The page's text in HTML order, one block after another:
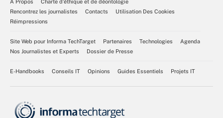
À Propos
Charte d’éthique et de déontologie
Rencontrez les journalistes
Contacts
Utilisation Des Cookies
Réimpressions
Site Web pour Informa TechTarget Partenaires Technologies
Agenda
Nos Journalistes et Experts
Dossier de Presse
E-Handbooks Conseils IT Opinions Guides Essentiels Projets IT